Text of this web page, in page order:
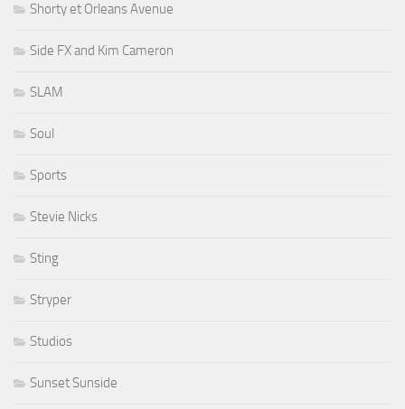
Shorty et Orleans Avenue
Side FX and Kim Cameron
SLAM
Soul
Sports
Stevie Nicks
Sting
Stryper
Studios
Sunset Sunside